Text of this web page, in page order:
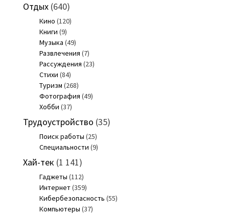
Отдых(640)
Кино (120)
Книги (9)
Музыка (49)
Развлечения (7)
Рассуждения (23)
Стихи (84)
Туризм (268)
Фотография (49)
Хобби (37)
Трудоустройство (35)
Поиск работы (25)
Специальности (9)
Хай-тек (1 141)
Гаджеты (112)
Интернет(359)
Кибербезопасность (55)
Компьютеры (37)